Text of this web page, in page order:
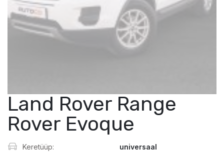
Land Rover Range
Rover Evoque
Keretüüp: universaal